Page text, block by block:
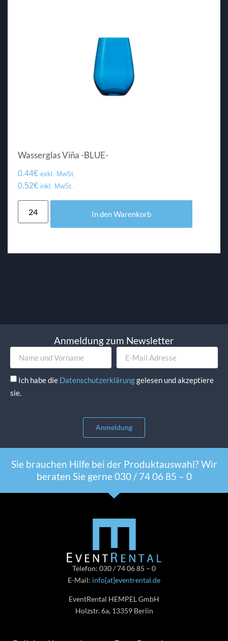
Wasserglas Viña -BLUE-
0.44€ exkl. MwSt.
0.52€ inkl. MwSt.
In den Warenkorb
Anmeldung zum Newsletter
Ich habe die Datenschutzerklärunggelesen und akzeptiere
sie.
Anmeldung
Sie brauchen Hilfe bei der Produktauswahl? Wir
beraten Sie gerne 030 / 74 06 85 – 0
Telefon: 030 / 74 06 85 – 0
E-Mail: info[at]eventrental.de
EventRental HEMPEL GmbH
Holzstr. 6a, 13359 Berlin